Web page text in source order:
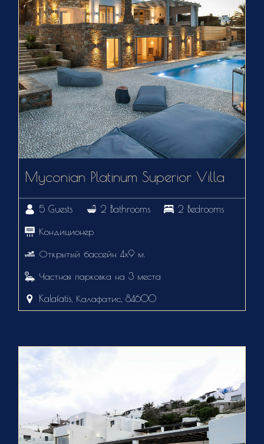
Myconian Platinum Superior Villa
5 Guests 2 Bathrooms 2 Bedrooms
Кондиционер
Открытый бассейн 4х9 м.
Частная парковка на 3 места
Kalafatis, Калафатис, 84600